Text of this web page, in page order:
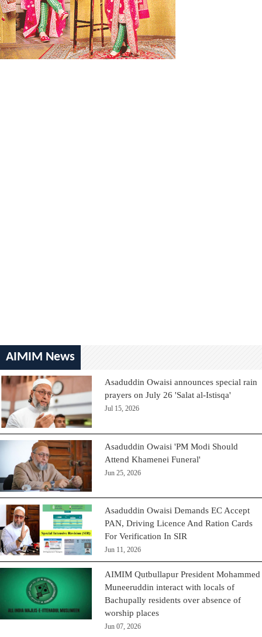
AIMIM News
Asaduddin Owaisi announces special rain
prayers on July 26 'Salat al-Istisqa'
Jul 15, 2026
Asaduddin Owaisi 'PM Modi Should
Attend Khamenei Funeral'
Jun 25, 2026
Asaduddin Owaisi Demands EC Accept
PAN, Driving Licence And Ration Cards
For Verification In SIR
Jun 11, 2026
AIMIM Qutbullapur President Mohammed
Muneeruddin interact with locals of
Bachupally residents over absence of
worship places
Jun 07, 2026